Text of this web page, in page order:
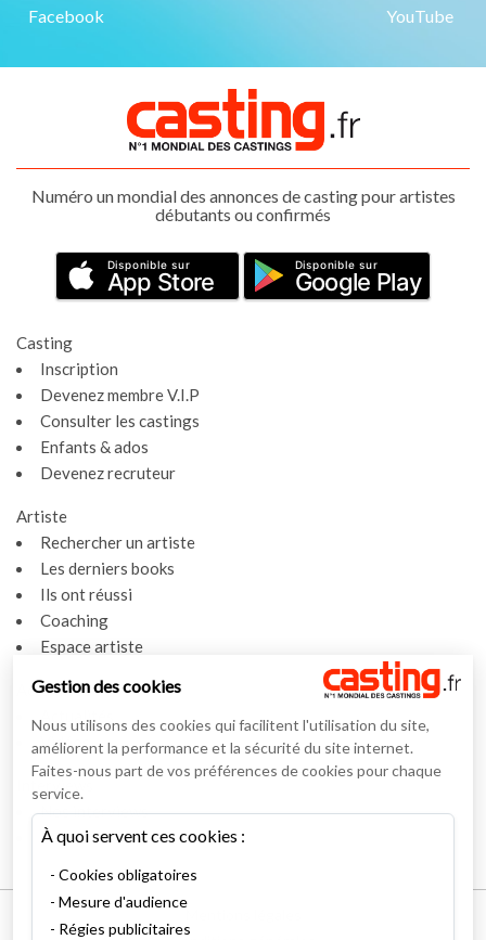
Facebook YouTube
Numéro un mondial des annonces de casting pour artistes
débutants ou confirmés
Disponible sur
App Store
Disponible sur
Google Play
Casting
Inscription
Devenez membre V.I.P
Consulter les castings
Enfants & ados
Devenez recruteur
Artiste
Rechercher un artiste
Les derniers books
Ils ont réussi
Coaching
Espace artiste
Actualités
Actualités
Vidéos
Interviews
Nos interviews
Lexique
Gestion des cookies
Nous utilisons des cookies qui facilitent l'utilisation du site,
améliorent la performance et la sécurité du site internet.
Faites-nous part de vos préférences de cookies pour chaque
service.
À quoi servent ces cookies :
Cookies obligatoires
Mesure d'audience
Régies publicitaires